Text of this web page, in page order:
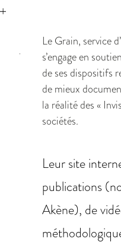
Le Grain, service
s’engage en
de ses dispositifs
de mieux
la réalité des «
sociétés.
Leur site
publications
Akène), de